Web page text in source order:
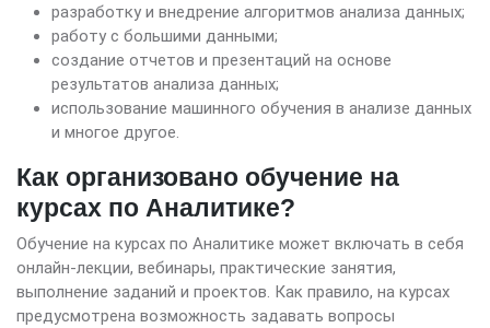
разработку и внедрение алгоритмов анализа данных;
работу с большими данными;
создание отчетов и презентаций на основе
результатов анализа данных;
использование машинного обучения в анализе данных
и многое другое.
Как организовано обучение на
курсах по Аналитике?
Обучение на курсах по Аналитике может включать в себя
онлайн-лекции, вебинары, практические занятия,
выполнение заданий и проектов. Как правило, на курсах
предусмотрена возможность задавать вопросы